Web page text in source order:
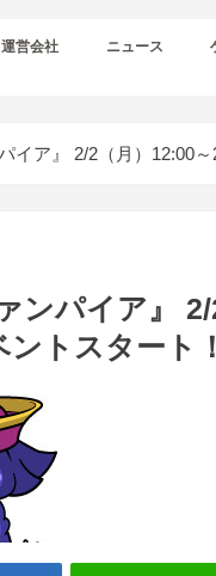
運営会社 ニュース
イア』 2/2（月）12:00
ンパイア』
トスタート